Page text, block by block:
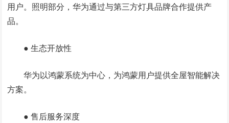
用户。照明部分，华为通过与第三方灯具品牌合作提供产
品。
● 生态开放性
华为以鸿蒙系统为中心，为鸿蒙用户提供全屋智能解决
方案。
● 售后服务深度